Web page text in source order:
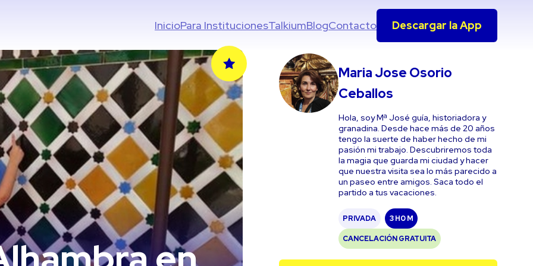
InicioPara InstitucionesTalkiumBlogContacto Descargar la App
Maria Jose Osorio
Ceballos
Hola, soy Mª José guía, historiadora y
granadina. Desde hace más de 20 años
tengo la suerte de haber hecho de mi
pasión mi trabajo. Descubriremos toda
la magia que guarda mi ciudad y hacer
que nuestra visita sea lo más parecido a
un paseo entre amigos. Saca todo el
partido a tus vacaciones.
PRIVADA 3 H0 M
CANCELACIÓN GRATUITA